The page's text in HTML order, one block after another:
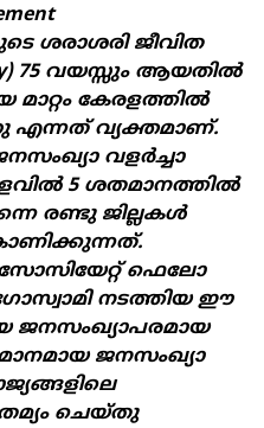
ശരാശരി ജീവിത
75വയസ്സും ആയതിൽ
മാറ്റം കേരളത്തിൽ
എന്നത് വ്യക്തമാണ്.
വളർച്ചാ
5ശതമാനത്തിൽ
രണ്ടു ജില്ലകൾ
ഫെലോ
നടത്തിയ ഈ
ജനസംഖ്യാപരമായ
ജനസംഖ്യാ
ചെയ്തു